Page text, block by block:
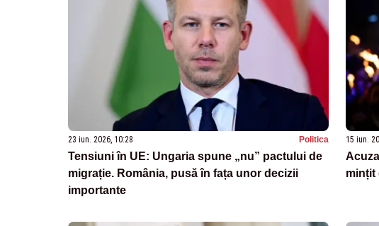
23 iun. 2026, 10:28 Politica
Tensiuni în UE: Ungaria spune „nu” pactului de
migrație. România, pusă în fața unor decizii
importante
15 iun.
mințit